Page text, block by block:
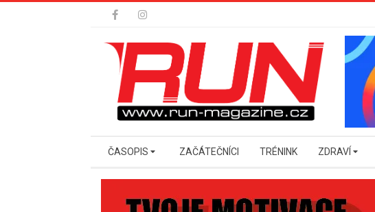
Secondary
Menu
ČASOPIS ZAČÁTEČNÍCI TRÉNINK ZDRAVÍ